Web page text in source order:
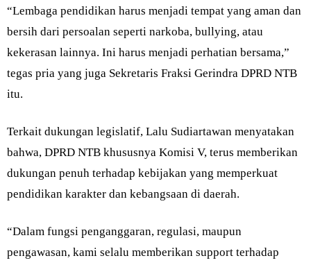
“Lembaga pendidikan harus menjadi tempat yang aman dan
bersih dari persoalan seperti narkoba, bullying, atau
kekerasan lainnya. Ini harus menjadi perhatian bersama,”
tegas pria yang juga Sekretaris Fraksi Gerindra DPRD NTB
itu.
Terkait dukungan legislatif, Lalu Sudiartawan menyatakan
bahwa, DPRD NTB khususnya Komisi V, terus memberikan
dukungan penuh terhadap kebijakan yang memperkuat
pendidikan karakter dan kebangsaan di daerah.
“Dalam fungsi penganggaran, regulasi, maupun
pengawasan, kami selalu memberikan support terhadap